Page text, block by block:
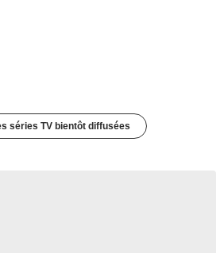
séries TV bientôt diffusées